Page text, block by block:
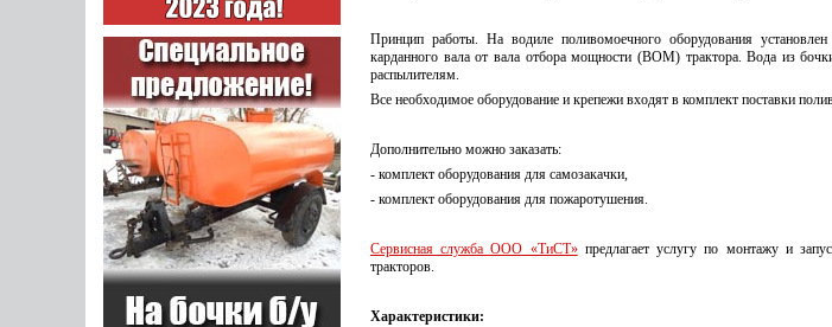
Принцип работы. На водиле поливомоечного оборудования
карданного вала от вала отбора мощности (ВОМ) трактора. Вода из
распылителям.
Все необходимое оборудование и крепежи входят в комплект поставки
Дополнительно можно заказать:
- комплект оборудования для самозакачки,
- комплект оборудования для пожаротушения.
Сервисная служба ООО «ТиСТ»предлагает услугу по монтажу и
тракторов.
Характеристики: